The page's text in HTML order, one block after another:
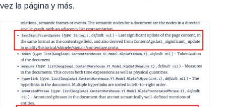
vez la página y más.